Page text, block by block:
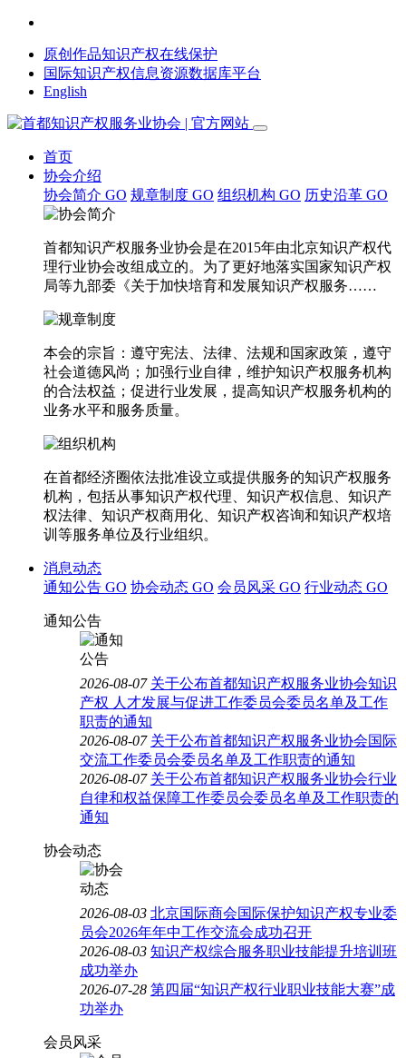
原创作品知识产权在线保护
国际知识产权信息资源数据库平台
English
首页
协会介绍
协会简介 GO 规章制度 GO 组织机构 GO 历史沿革 GO
首都知识产权服务业协会是在2015年由北京知识产权代
理行业协会改组成立的。为了更好地落实国家知识产权
局等九部委《关于加快培育和发展知识产权服务……
本会的宗旨：遵守宪法、法律、法规和国家政策，遵守
社会道德风尚；加强行业自律，维护知识产权服务机构
的合法权益；促进行业发展，提高知识产权服务机构的
业务水平和服务质量。
在首都经济圈依法批准设立或提供服务的知识产权服务
机构，包括从事知识产权代理、知识产权信息、知识产
权法律、知识产权商用化、知识产权咨询和知识产权培
训等服务单位及行业组织。
消息动态
通知公告 GO 协会动态 GO 会员风采 GO 行业动态 GO
通知公告
2026-08-07 关于公布首都知识产权服务业协会知识
产权 人才发展与促进工作委员会委员名单及工作
职责的通知
2026-08-07 关于公布首都知识产权服务业协会国际
交流工作委员会委员名单及工作职责的通知
2026-08-07 关于公布首都知识产权服务业协会行业
自律和权益保障工作委员会委员名单及工作职责的
通知
协会动态
2026-08-03 北京国际商会国际保护知识产权专业委
员会2026年年中工作交流会成功召开
2026-08-03 知识产权综合服务职业技能提升培训班
成功举办
2026-07-28 第四届“知识产权行业职业技能大赛”成
功举办
会员风采